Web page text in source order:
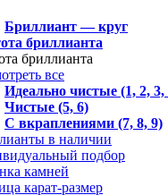
Бриллиант — круг
бриллианта
бриллианта
все
Идеально чистые (1, 2, 3,
Чистые (5, 6)
С вкраплениями (7, 8, 9)
в наличии
подбор
камней
карат-размер